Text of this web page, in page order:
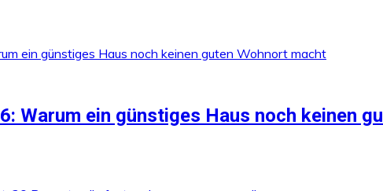
Warum ein günstiges Haus noch keinen